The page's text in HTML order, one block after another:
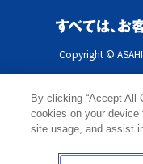
Copyright © ASAHI
By clicking “Accept All
cookies on your
site usage, and assist